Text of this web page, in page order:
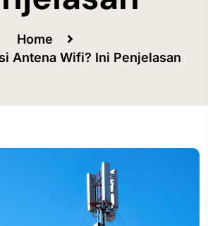
Home
Antena Wifi? Ini Penjelasan